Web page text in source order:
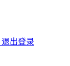
退出登录